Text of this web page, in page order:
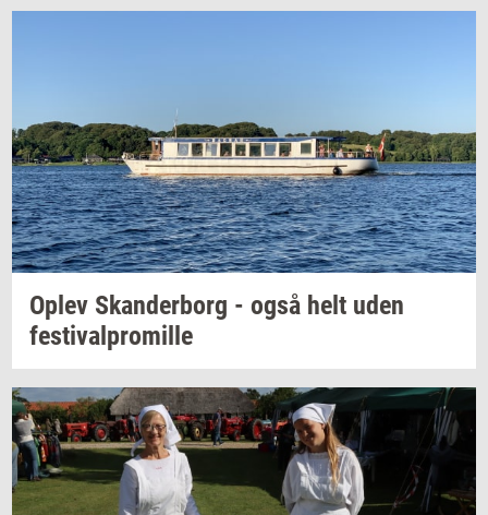
Oplev Skan­der­borg - også helt uden
festi­val­pro­mil­le